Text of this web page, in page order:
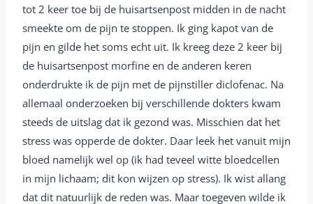
tot 2 keer toe bij de huisartsenpost midden in de nacht
smeekte om de pijn te stoppen. Ik ging kapot van de
pijn en gilde het soms echt uit. Ik kreeg deze 2 keer bij
de huisartsenpost morfine en de anderen keren
onderdrukte ik de pijn met de pijnstiller diclofenac. Na
allemaal onderzoeken bij verschillende dokters kwam
steeds de uitslag dat ik gezond was. Misschien dat het
stress was opperde de dokter. Daar leek het vanuit mijn
bloed namelijk wel op (ik had teveel witte bloedcellen
in mijn lichaam; dit kon wijzen op stress). Ik wist allang
dat dit natuurlijk de reden was. Maar toegeven wilde ik